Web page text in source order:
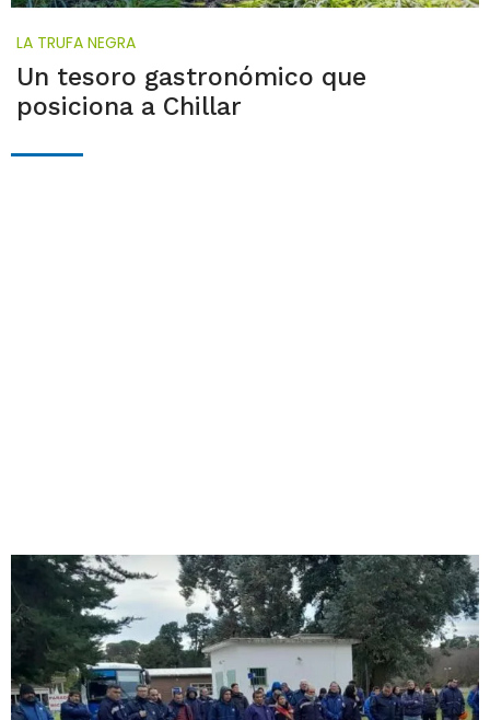
LA TRUFA NEGRA
Un tesoro gastronómico que
posiciona a Chillar